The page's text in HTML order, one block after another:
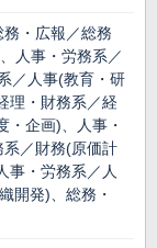
・広報／総務
人事・労務系／
／人事(教育・研
理・財務系／経
・企画)、人事・
／財務(原価計
事・労務系／人
開発)、総務・